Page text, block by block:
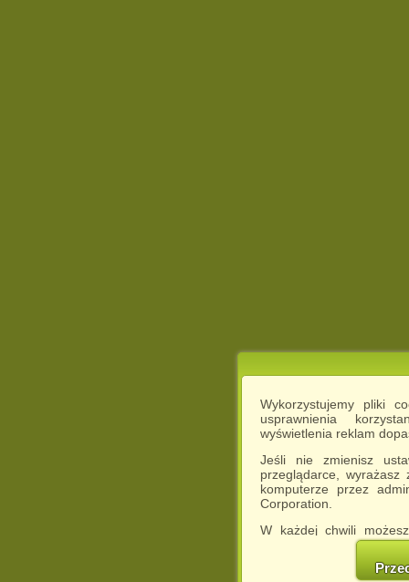
Wykorzystujemy pliki
usprawnienia
wyświetlenia reklam
Jeśli nie zmienisz
przeglądarce,
komputerze przez
Corporation.
W każdej chwili
cookies w swojej
w naszej
http://chomikuj.pl/